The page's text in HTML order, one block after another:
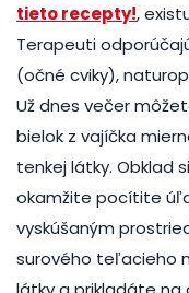
tieto recepty!,
Terapeuti
(očné cviky),
Už dnes večer
bielok z vajíčka
tenkej látky. Obklad
okamžite pocítite
vyskúšaným
surového teľacieho